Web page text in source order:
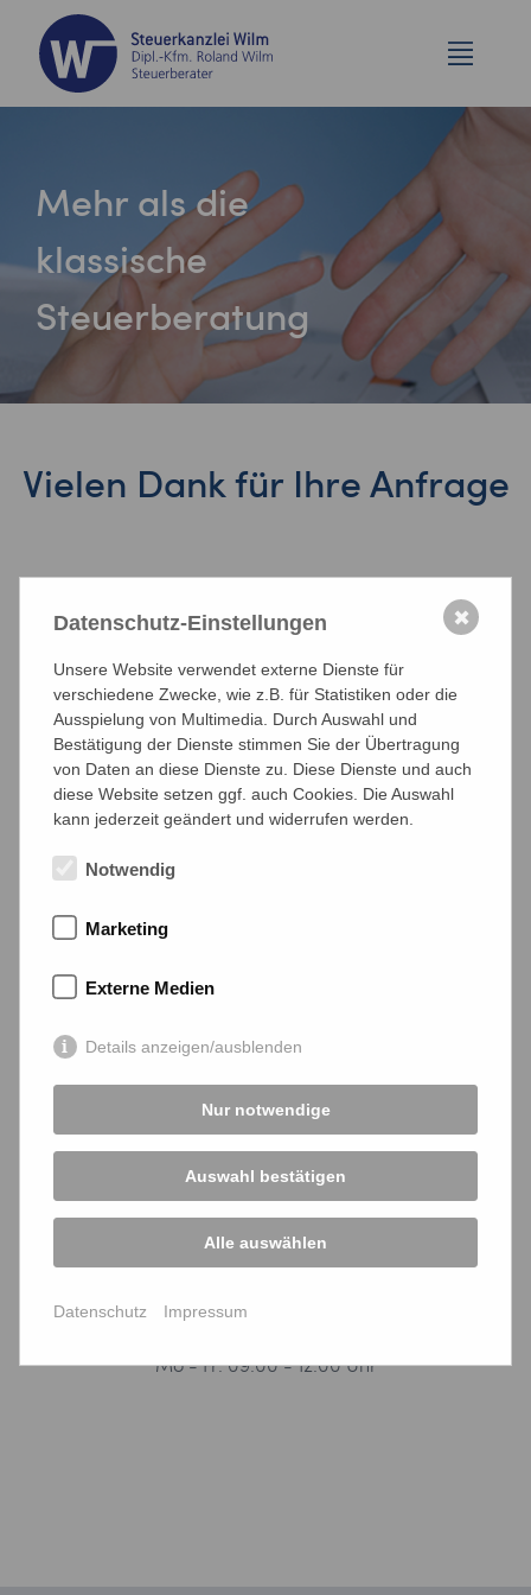
Mehr als die
klassische
Steuerberatung
Vielen Dank für Ihre Anfrage
Zurück zur Startseite
Kontakt
Tel:09771 / 63 07 99-3
Fax: 09771 / 63 07 99-4
E-Mail an uns
Öffnungszeiten
Mo - Do: 08:00 - 16:00 Uhr
Mo - Fr: 09:00 - 12:00 Uhr
Datenschutz-Einstellungen
Unsere Website verwendet externe Dienste für
verschiedene Zwecke, wie z.B. für Statistiken oder die
Ausspielung von Multimedia. Durch Auswahl und
Bestätigung der Dienste stimmen Sie der Übertragung
von Daten an diese Dienste zu. Diese Dienste und auch
diese Website setzen ggf. auch Cookies. Die Auswahl
kann jederzeit geändert und widerrufen werden.
Notwendig
Marketing
Externe Medien
Details anzeigen/ausblenden
Nur notwendige
Auswahl bestätigen
Alle auswählen
Datenschutz Impressum
✖